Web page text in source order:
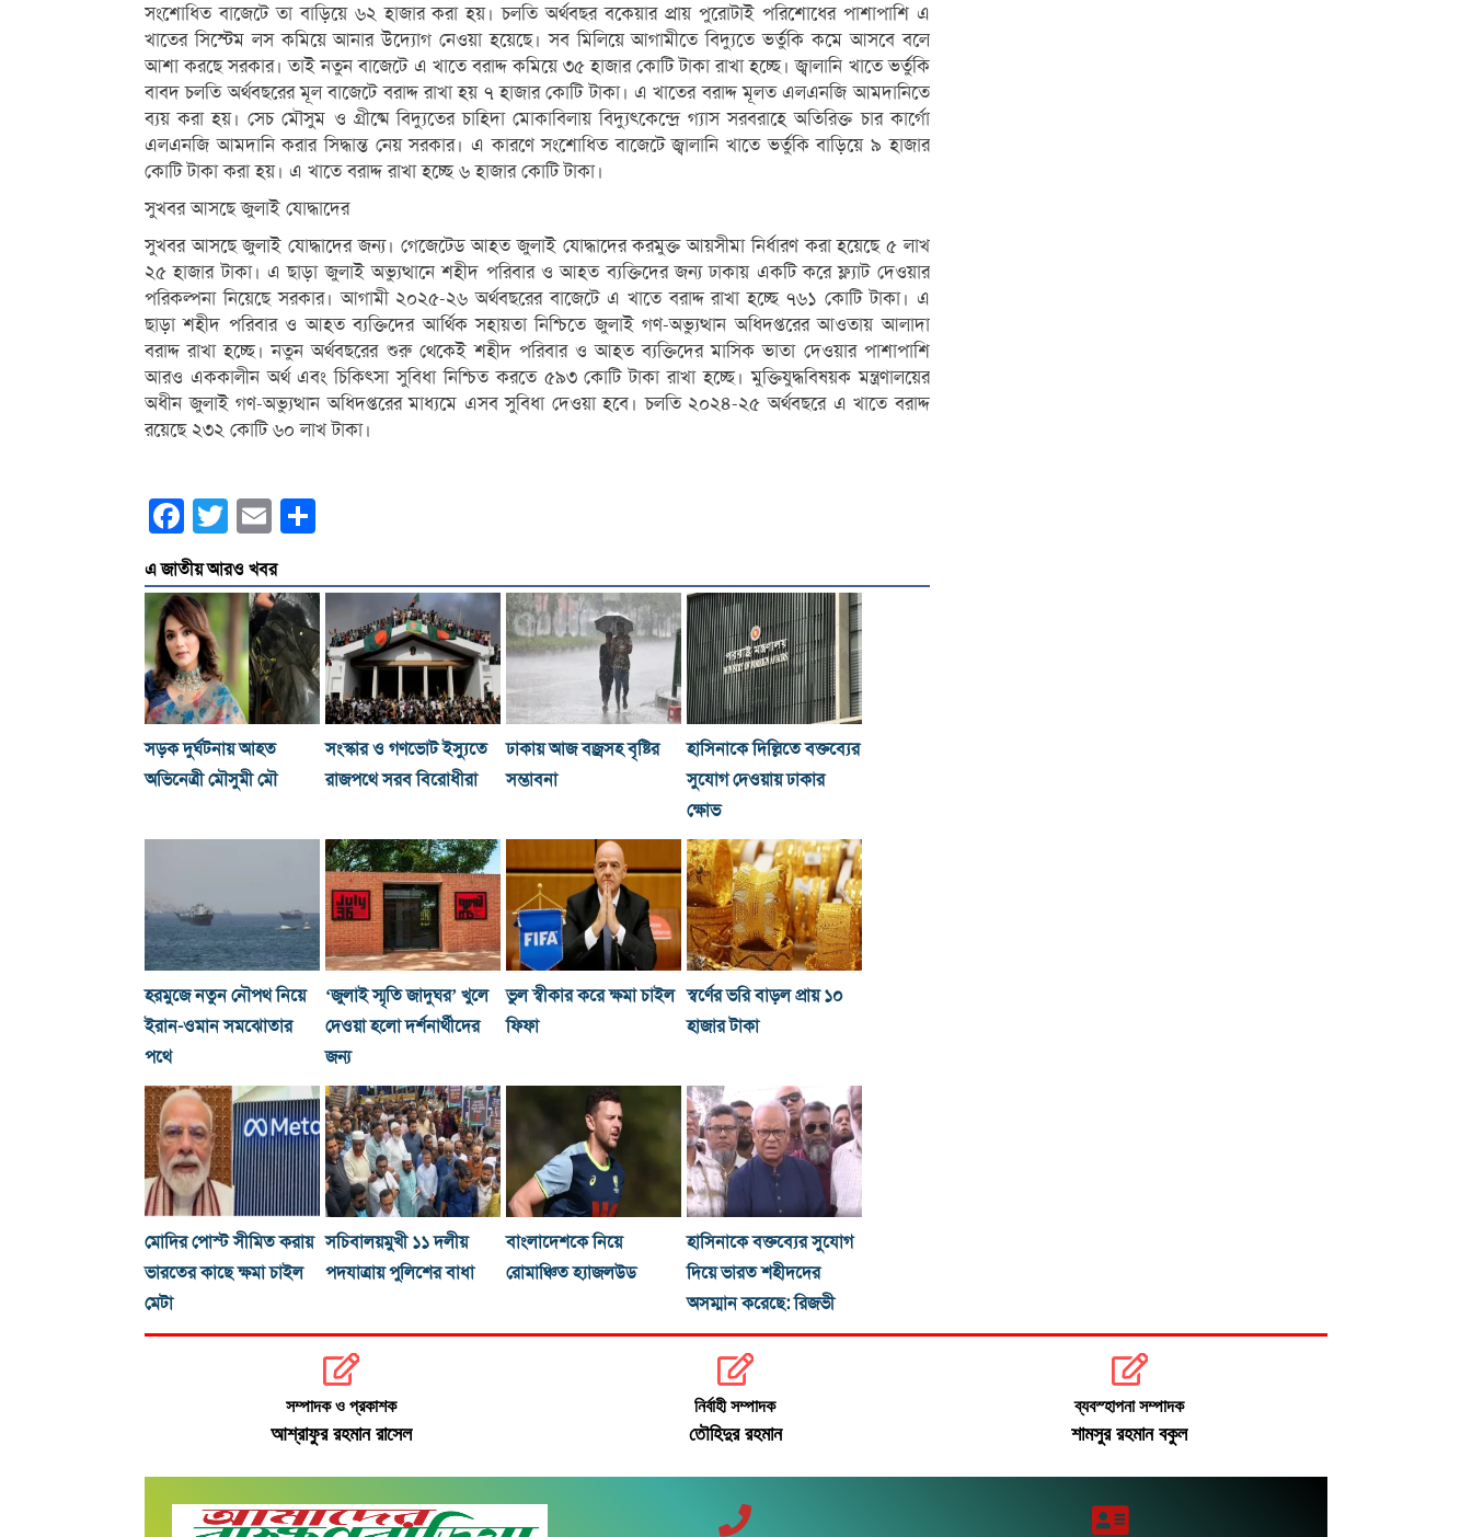
সংশোধিত বাজেটে তা বাড়িয়ে ৬২ হাজার করা হয়। চলতি অর্থবছর বকেয়ার প্রায় পুরোটাই পরিশোধের পাশাপাশি এ
খাতের সিস্টেম লস কমিয়ে আনার উদ্যোগ নেওয়া হয়েছে। সব মিলিয়ে আগামীতে বিদ্যুতে ভর্তুকি কমে আসবে বলে
আশা করছে সরকার। তাই নতুন বাজেটে এ খাতে বরাদ্দ কমিয়ে ৩৫ হাজার কোটি টাকা রাখা হচ্ছে। জ্বালানি খাতে ভর্তুকি
বাবদ চলতি অর্থবছরের মূল বাজেটে বরাদ্দ রাখা হয় ৭ হাজার কোটি টাকা। এ খাতের বরাদ্দ মূলত এলএনজি আমদানিতে
ব্যয় করা হয়। সেচ মৌসুম ও গ্রীষ্মে বিদ্যুতের চাহিদা মোকাবিলায় বিদ্যুৎকেন্দ্রে গ্যাস সরবরাহে অতিরিক্ত চার কার্গো
এলএনজি আমদানি করার সিদ্ধান্ত নেয় সরকার। এ কারণে সংশোধিত বাজেটে জ্বালানি খাতে ভর্তুকি বাড়িয়ে ৯ হাজার
কোটি টাকা করা হয়। এ খাতে বরাদ্দ রাখা হচ্ছে ৬ হাজার কোটি টাকা।
সুখবর আসছে জুলাই যোদ্ধাদের
সুখবর আসছে জুলাই যোদ্ধাদের জন্য। গেজেটেড আহত জুলাই যোদ্ধাদের করমুক্ত আয়সীমা নির্ধারণ করা হয়েছে ৫ লাখ
২৫ হাজার টাকা। এ ছাড়া জুলাই অভ্যুত্থানে শহীদ পরিবার ও আহত ব্যক্তিদের জন্য ঢাকায় একটি করে ফ্ল্যাট দেওয়ার
পরিকল্পনা নিয়েছে সরকার। আগামী ২০২৫-২৬ অর্থবছরের বাজেটে এ খাতে বরাদ্দ রাখা হচ্ছে ৭৬১ কোটি টাকা। এ
ছাড়া শহীদ পরিবার ও আহত ব্যক্তিদের আর্থিক সহায়তা নিশ্চিতে জুলাই গণ-অভ্যুত্থান অধিদপ্তরের আওতায় আলাদা
বরাদ্দ রাখা হচ্ছে। নতুন অর্থবছরের শুরু থেকেই শহীদ পরিবার ও আহত ব্যক্তিদের মাসিক ভাতা দেওয়ার পাশাপাশি
আরও এককালীন অর্থ এবং চিকিৎসা সুবিধা নিশ্চিত করতে ৫৯৩ কোটি টাকা রাখা হচ্ছে। মুক্তিযুদ্ধবিষয়ক মন্ত্রণালয়ের
অধীন জুলাই গণ-অভ্যুত্থান অধিদপ্তরের মাধ্যমে এসব সুবিধা দেওয়া হবে। চলতি ২০২৪-২৫ অর্থবছরে এ খাতে বরাদ্দ
রয়েছে ২৩২ কোটি ৬০ লাখ টাকা।
Facebook
Twitter Email
এ জাতীয় আরও খবর
সড়ক দুর্ঘটনায় আহত
অভিনেত্রী মৌসুমী মৌ
সংস্কার ও গণভোট ইস্যুতে
রাজপথে সরব বিরোধীরা
ঢাকায় আজ বজ্রসহ বৃষ্টির
সম্ভাবনা
হাসিনাকে দিল্লিতে বক্তব্যের
সুযোগ দেওয়ায় ঢাকার
ক্ষোভ
হরমুজে নতুন নৌপথ নিয়ে
ইরান-ওমান সমঝোতার
পথে
‘জুলাই স্মৃতি জাদুঘর’ খুলে
দেওয়া হলো দর্শনার্থীদের
জন্য
ভুল স্বীকার করে ক্ষমা চাইল
ফিফা
স্বর্ণের ভরি বাড়ল প্রায় ১০
হাজার টাকা
মোদির পোস্ট সীমিত করায়
ভারতের কাছে ক্ষমা চাইল
মেটা
সচিবালয়মুখী ১১ দলীয়
পদযাত্রায় পুলিশের বাধা
বাংলাদেশকে নিয়ে
রোমাঞ্চিত হ্যাজলউড
হাসিনাকে বক্তব্যের সুযোগ
দিয়ে ভারত শহীদদের
অসম্মান করেছে: রিজভী
সম্পাদক ও প্রকাশক
আশ্রাফুর রহমান রাসেল
নির্বাহী সম্পাদক
তৌহিদুর রহমান
ব্যবস্হাপনা সম্পাদক
শামসুর রহমান বকুল